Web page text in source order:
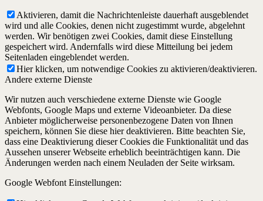
Aktivieren, damit die Nachrichtenleiste dauerhaft ausgeblendet
wird und alle Cookies, denen nicht zugestimmt wurde, abgelehnt
werden. Wir benötigen zwei Cookies, damit diese Einstellung
gespeichert wird. Andernfalls wird diese Mitteilung bei jedem
Seitenladen eingeblendet werden.
Hier klicken, um notwendige Cookies zu aktivieren/deaktivieren.
Andere externe Dienste
Wir nutzen auch verschiedene externe Dienste wie Google
Webfonts, Google Maps und externe Videoanbieter. Da diese
Anbieter möglicherweise personenbezogene Daten von Ihnen
speichern, können Sie diese hier deaktivieren. Bitte beachten Sie,
dass eine Deaktivierung dieser Cookies die Funktionalität und das
Aussehen unserer Webseite erheblich beeinträchtigen kann. Die
Änderungen werden nach einem Neuladen der Seite wirksam.
Google Webfont Einstellungen: